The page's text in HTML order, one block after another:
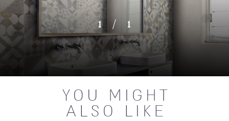
1 1
YOU MIGHT
ALSO LIKE